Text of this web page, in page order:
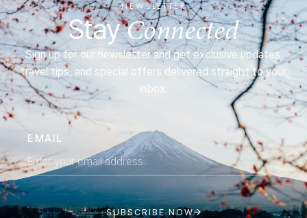
NEWSLETTER
StayConnected
Sign up for our newsletter and get exclusive updates,
travel tips, and special offers delivered straight to your
inbox.
EMAIL
SUBSCRIBE NOW